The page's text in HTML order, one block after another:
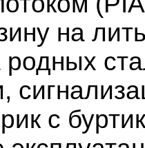
на
родных
с